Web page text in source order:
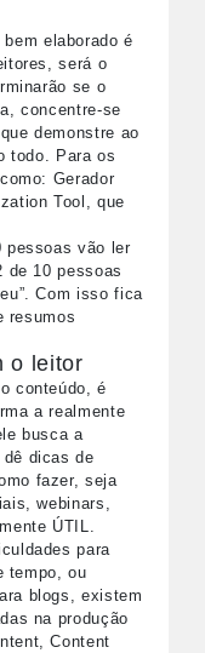
elaborado é
será o
se o
concentre-se
demonstre ao
todo. Para os
Gerador
Tool, que
pessoas vão ler
de 10 pessoas
Com isso fica
resumos
leitor
conteúdo, é
a realmente
busca a
dicas de
fazer, seja
webinars,
ÚTIL.
para
tempo, ou
blogs, existem
na produção
Content